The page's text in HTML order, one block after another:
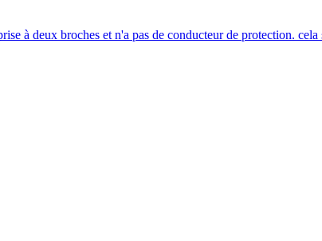
à deux broches et n'a pas de conducteur de protection.